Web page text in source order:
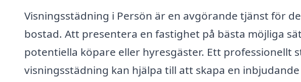
Visningsstädning i Persön är en avgörande tjänst för
bostad. Att presentera en fastighet på bästa möjliga
potentiella köpare eller hyresgäster. Ett professionellt
visningsstädning kan hjälpa till att skapa en